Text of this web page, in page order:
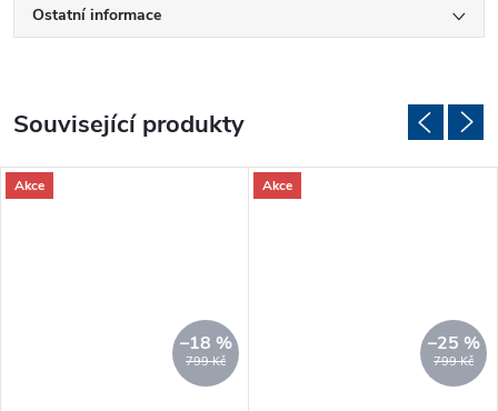
Ostatní informace
Související produkty
Akce
799 Kč
–18 %
Akce
799 Kč
–25 %